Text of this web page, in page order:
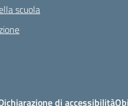
scuola
di accessibilità